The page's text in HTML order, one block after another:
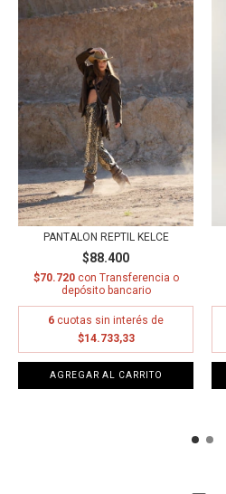
PANTALON REPTIL KELCE
$88.400
$70.720 con Transferencia o
depósito bancario
6 cuotas sin interés de
$14.733,33
AGREGAR AL CARRITO